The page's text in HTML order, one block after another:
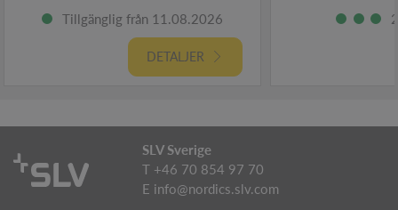
Tillgänglig från 11.08.2026
DETALJER
SLV Sverige
T +46 70 854 97 70
E info@nordics.slv.com